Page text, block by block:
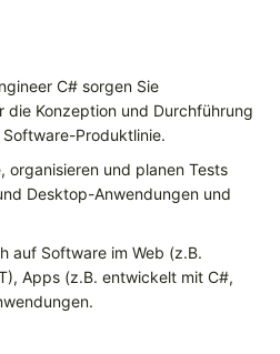
C# sorgen Sie
Konzeption und Durchführung
Produktlinie.
organisieren und planen Tests
Desktop-Anwendungen und
auf Software im Web (z.B.
Apps (z.B. entwickelt mit C#,